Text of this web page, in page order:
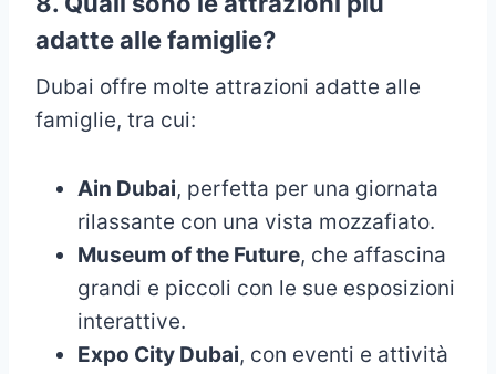
adatte alle famiglie?
Dubai offre molte attrazioni adatte alle
famiglie, tra cui:
Ain Dubai, perfetta per una giornata
rilassante con una vista mozzafiato.
Museum of the Future, che affascina
grandi e piccoli con le sue esposizioni
interattive.
Expo City Dubai, con eventi e attività